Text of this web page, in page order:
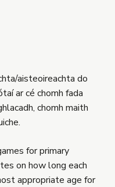
aisteoireachta do
ar cé chomh fada
chomh maith
for primary
on how long each
appropriate age for